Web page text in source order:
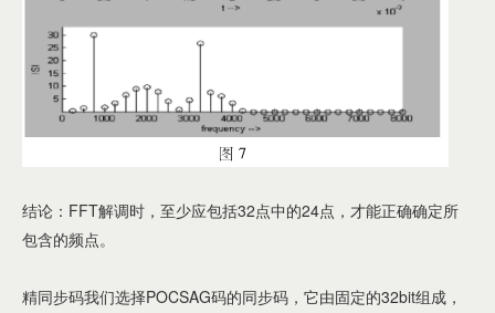
结论：FFT解调时，至少应包括32点中的24点，才能正确确定所
包含的频点。
精同步码我们选择POCSAG码的同步码，它由固定的32bit组成，